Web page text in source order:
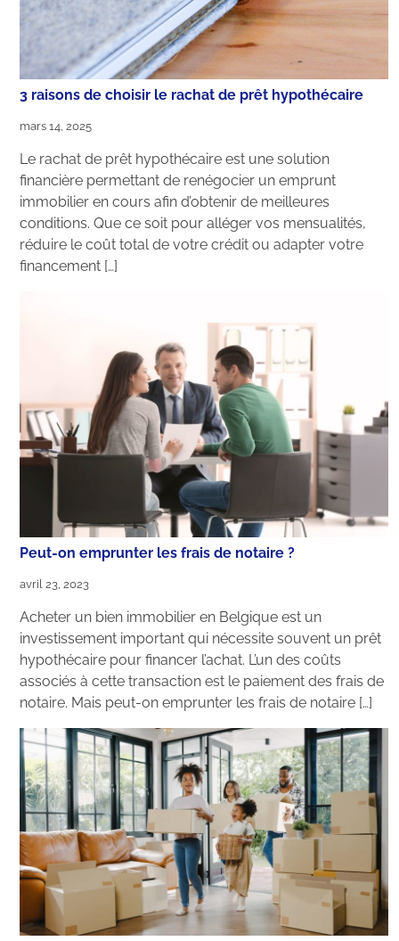
3 raisons de choisir le rachat de prêt hypothécaire
mars 14, 2025
Le rachat de prêt hypothécaire est une solution
financière permettant de renégocier un emprunt
immobilier en cours afin d’obtenir de meilleures
conditions. Que ce soit pour alléger vos mensualités,
réduire le coût total de votre crédit ou adapter votre
financement […]
Peut-on emprunter les frais de notaire ?
avril 23, 2023
Acheter un bien immobilier en Belgique est un
investissement important qui nécessite souvent un prêt
hypothécaire pour financer l’achat. L’un des coûts
associés à cette transaction est le paiement des frais de
notaire. Mais peut-on emprunter les frais de notaire […]